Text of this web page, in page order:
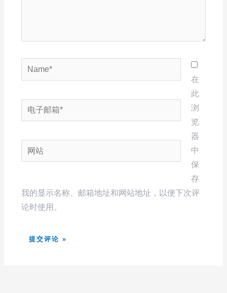
Name*
电
子
箱
*
网
站
在
此
浏
览
器
中
保
存
我的显示名称、邮箱地址和网站地址，以便下次评
论时使用。